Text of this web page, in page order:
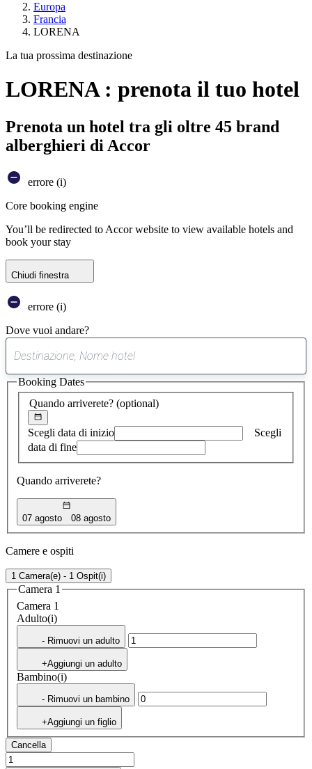
Europa
Francia
LORENA
La tua prossima destinazione
LORENA : prenota il tuo hotel
Prenota un hotel tra gli oltre 45 brand
alberghieri di Accor
errore (i)
Core booking engine
You’ll be redirected to Accor website to view available hotels and
book your stay
Chiudi finestra
errore (i)
Dove vuoi andare?
suggerimento
trovato
Quando arriverete? (optional)
Scegli data di inizio
Scegli
data di fine
Quando arriverete?
07 agosto 08 agosto
Booking Dates
Camere e ospiti
1 Camera(e) - 1 Ospit(i)
Camera 1
Camera 1
Adulto(i)
- Rimuovi un adulto
+Aggiungi un adulto
Bambino(i)
- Rimuovi un bambino
+Aggiungi un figlio
Cancella